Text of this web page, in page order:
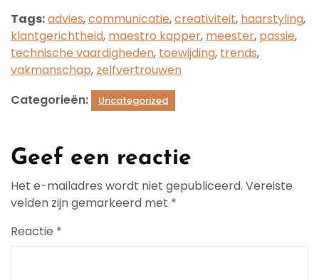
Tags:advies,communicatie,creativiteit, haarstyling,
klantgerichtheid, maestro kapper, meester, passie,
technische vaardigheden, toewijding, trends,
vakmanschap, zelfvertrouwen
Categorieën:
Uncategorized
Geef een reactie
Het e-mailadres wordt niet gepubliceerd. Vereiste
velden zijn gemarkeerd met *
Reactie *